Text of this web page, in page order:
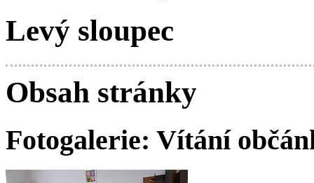
Levý sloupec
Obsah stránky
Fotogalerie: Vítání